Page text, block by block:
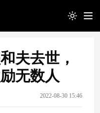
Toggle
夫去世，
无数人
2022-08-30 15:46